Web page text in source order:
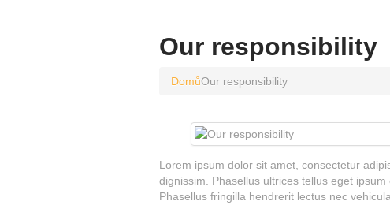
Our responsibility
DomůOur responsibility
Lorem ipsum dolor sit amet, consectetur
dignissim. Phasellus ultrices tellus eget
Phasellus fringilla hendrerit lectus nec